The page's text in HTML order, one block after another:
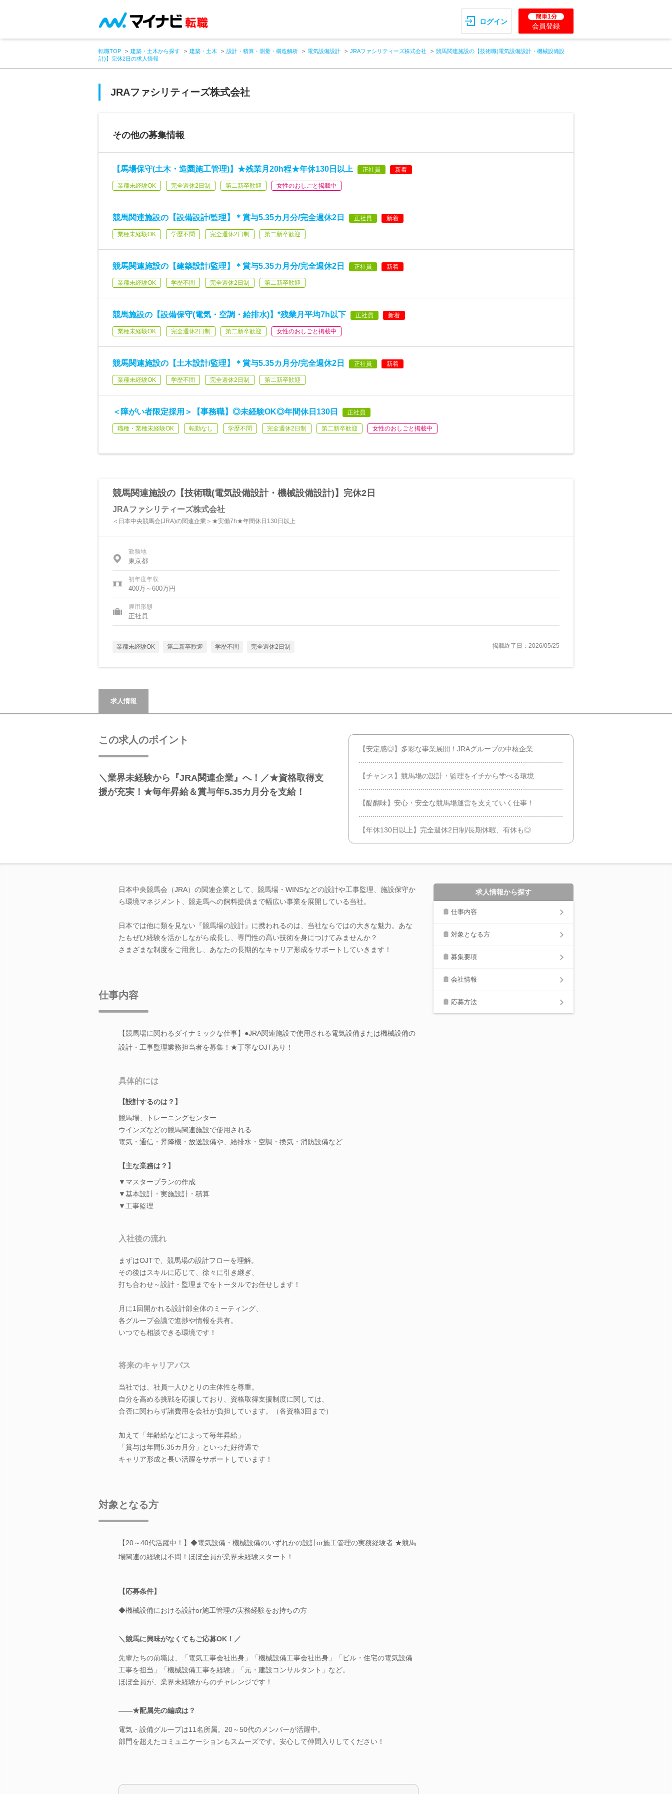
ログイン
簡単1分
会員登録
転職TOP 建築・土木から探す 建築・土木 設計・積算・測量・構造解析 電気設備設計 JRAファシリティーズ株式会社
競馬関連施設の【技術職(電気設備設計・機械設備設
計)】完休2日の求人情報
JRAファシリティーズ株式会社
その他の募集情報
【馬場保守(土木・造園施工管理)】★残業月20h程★年休130日以上 正社員 新着
業種未経験OK 完全週休2日制 第二新卒歓迎 女性のおしごと掲載中
競馬関連施設の【設備設計/監理】＊賞与5.35カ月分/完全週休2日 正社員 新着
業種未経験OK 学歴不問 完全週休2日制 第二新卒歓迎
競馬関連施設の【建築設計/監理】＊賞与5.35カ月分/完全週休2日 正社員 新着
業種未経験OK 学歴不問 完全週休2日制 第二新卒歓迎
競馬施設の【設備保守(電気・空調・給排水)】*残業月平均7h以下 正社員 新着
業種未経験OK 完全週休2日制 第二新卒歓迎 女性のおしごと掲載中
競馬関連施設の【土木設計/監理】＊賞与5.35カ月分/完全週休2日 正社員 新着
業種未経験OK 学歴不問 完全週休2日制 第二新卒歓迎
＜障がい者限定採用＞【事務職】◎未経験OK◎年間休日130日 正社員
職種・業種未経験OK 転勤なし 学歴不問 完全週休2日制 第二新卒歓迎 女性のおしごと掲載中
競馬関連施設の【技術職(電気設備設計・機械設備設計)】完休2日
JRAファシリティーズ株式会社
＜日本中央競馬会(JRA)の関連企業＞★実働7h★年間休日130日以上
勤務地
東京都
初年度年収
400万～600万円
雇用形態
正社員
業種未経験OK 第二新卒歓迎 学歴不問 完全週休2日制 掲載終了日：2026/05/25
求人情報
この求人のポイント
＼業界未経験から『JRA関連企業』へ！／★資格取得支
援が充実！★毎年昇給＆賞与年5.35カ月分を支給！
【安定感◎】多彩な事業展開！JRAグループの中核企業
【チャンス】競馬場の設計・監理をイチから学べる環境
【醍醐味】安心・安全な競馬場運営を支えていく仕事！
【年休130日以上】完全週休2日制/長期休暇、有休も◎
日本中央競馬会（JRA）の関連企業として、競馬場・WINSなどの設計や工事監理、施設保守か
ら環境マネジメント、競走馬への飼料提供まで幅広い事業を展開している当社。
日本では他に類を見ない『競馬場の設計』に携われるのは、当社ならではの大きな魅力。あな
たもぜひ経験を活かしながら成長し、専門性の高い技術を身につけてみませんか？
さまざまな制度をご用意し、あなたの長期的なキャリア形成をサポートしていきます！
仕事内容
【競馬場に関わるダイナミックな仕事】●JRA関連施設で使用される電気設備または機械設備の
設計・工事監理業務担当者を募集！★丁寧なOJTあり！
具体的には
【設計するのは？】
競馬場、トレーニングセンター
ウインズなどの競馬関連施設で使用される
電気・通信・昇降機・放送設備や、給排水・空調・換気・消防設備など
【主な業務は？】
▼マスタープランの作成
▼基本設計・実施設計・積算
▼工事監理
入社後の流れ
まずはOJTで、競馬場の設計フローを理解。
その後はスキルに応じて、徐々に引き継ぎ、
打ち合わせ～設計・監理までをトータルでお任せします！
月に1回開かれる設計部全体のミーティング、
各グループ会議で進捗や情報を共有。
いつでも相談できる環境です！
将来のキャリアパス
当社では、社員一人ひとりの主体性を尊重。
自分を高める挑戦を応援しており、資格取得支援制度に関しては、
合否に関わらず諸費用を会社が負担しています。（各資格3回まで）
加えて「年齢給などによって毎年昇給」
「賞与は年間5.35カ月分」といった好待遇で
キャリア形成と長い活躍をサポートしています！
対象となる方
【20～40代活躍中！】◆電気設備・機械設備のいずれかの設計or施工管理の実務経験者 ★競馬
場関連の経験は不問！ほぼ全員が業界未経験スタート！
【応募条件】
◆機械設備における設計or施工管理の実務経験をお持ちの方
＼競馬に興味がなくてもご応募OK！／
先輩たちの前職は、「電気工事会社出身」「機械設備工事会社出身」「ビル・住宅の電気設備
工事を担当」「機械設備工事を経験」「元・建設コンサルタント」など。
ほぼ全員が、業界未経験からのチャレンジです！
――★配属先の編成は？
電気・設備グループは11名所属。20～50代のメンバーが活躍中。
部門を超えたコミュニケーションもスムーズです。安心して仲間入りしてください！
求人情報から探す
仕事内容
対象となる方
募集要項
会社情報
応募方法